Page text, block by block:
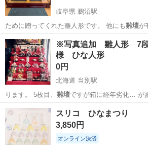
岐阜県 鵜沼駅
ために贈ってくれた雛人形です。 他にも雛壇が
両方飾る場所がな…
岐阜 各務原市 鵜沼駅 ひな人形
※写真追加 雛人形 7
様 ひな人形
0円
北海道 当別駅
ります。 5枚目、 雛壇ですが箱に経年劣化… が
の骨組み（木目模様…
北海道 石狩郡 当別駅 年中行事用品
スリコ ひなまつり
3,850円
オンライン決済